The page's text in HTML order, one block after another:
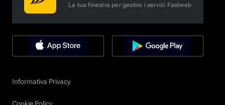
La tua finestra per gestire i servizi Fastweb
Informativa Privacy
Cookie Policy